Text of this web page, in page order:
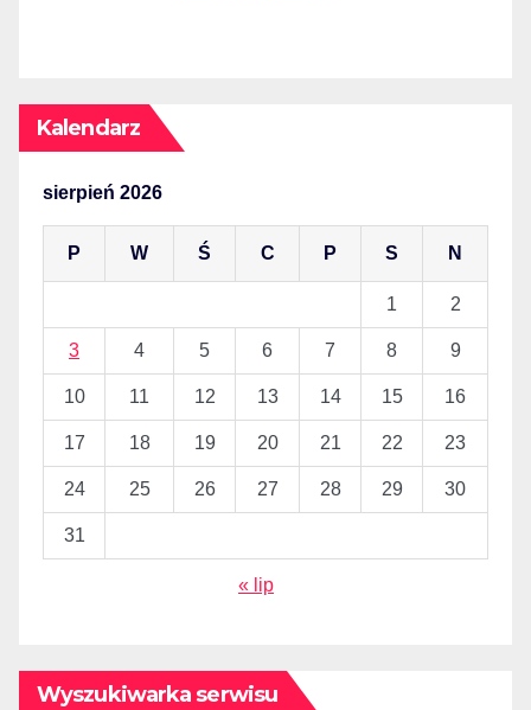
Kalendarz
sierpień 2026
P W Ś C P S N
1 2
3 4 5 6 7 8 9
10 11 12 13 14 15 16
17 18 19 20 21 22 23
24 25 26 27 28 29 30
31
« lip
Wyszukiwarka serwisu